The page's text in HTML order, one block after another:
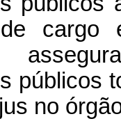
cargo
públicos
no